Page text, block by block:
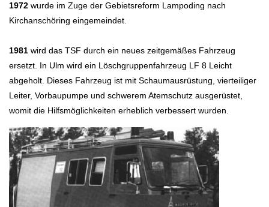
1972 wurde im Zuge der Gebietsreform Lampoding nach
Kirchanschöring eingemeindet.
1981 wird das TSF durch ein neues zeitgemäßes Fahrzeug
ersetzt. In Ulm wird ein Löschgruppenfahrzeug LF 8 Leicht
abgeholt. Dieses Fahrzeug ist mit Schaumausrüstung, vierteiliger
Leiter, Vorbaupumpe und schwerem Atemschutz ausgerüstet,
womit die Hilfsmöglichkeiten erheblich verbessert wurden.